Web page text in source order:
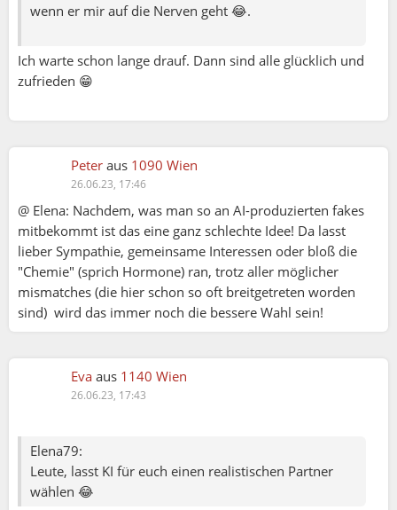
wenn er mir auf die Nerven geht 😂.
Ich warte schon lange drauf. Dann sind alle glücklich und
zufrieden 😁
Peter aus 1090 Wien
26.06.23, 17:46
@ Elena: Nachdem, was man so an AI-produzierten fakes
mitbekommt ist das eine ganz schlechte Idee! Da lasst
lieber Sympathie, gemeinsame Interessen oder bloß die
"Chemie" (sprich Hormone) ran, trotz aller möglicher
mismatches (die hier schon so oft breitgetreten worden
sind) wird das immer noch die bessere Wahl sein!
Eva aus 1140 Wien
26.06.23, 17:43
Elena79:
Leute, lasst KI für euch einen realistischen Partner
wählen 😂
Carola:
GERHARD:
Das bei Aktivitäten mehr Frauen mitmachen
gewissen Alter gibt es mehr, weil sie etwa um
7Jahre älter werden. Frauen leben
gesundheitsbewusster. Männer gemütlicher vor